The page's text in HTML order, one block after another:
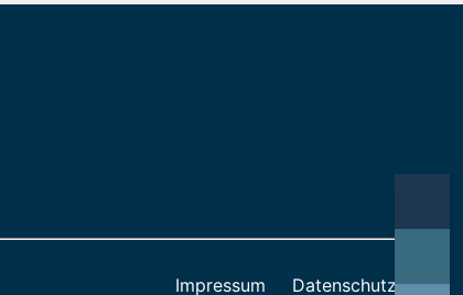
Impressum Datenschutz